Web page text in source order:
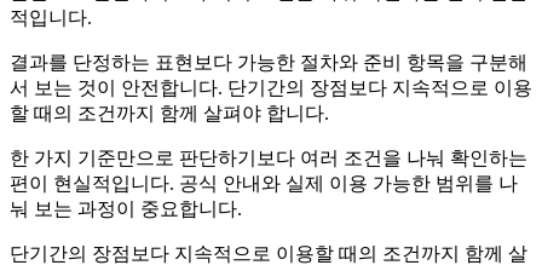
적입니다.
결과를 단정하는 표현보다 가능한 절차와 준비 항목을 구분해
서 보는 것이 안전합니다. 단기간의 장점보다 지속적으로 이용
할 때의 조건까지 함께 살펴야 합니다.
한 가지 기준만으로 판단하기보다 여러 조건을 나눠 확인하는
편이 현실적입니다. 공식 안내와 실제 이용 가능한 범위를 나
눠 보는 과정이 중요합니다.
단기간의 장점보다 지속적으로 이용할 때의 조건까지 함께 살